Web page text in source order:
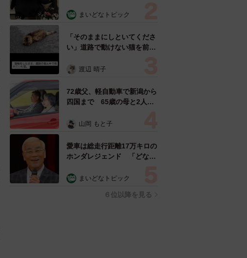
めらい 「痛いほど伝わる」
まいどなトピック
「そのままにしといてくださ
い」道路で動けない猫を前に
ようとした4日間 「命の重
表の訴え
渡辺 晴子
72歳父、軽自動車で新潟から
四国まで 65歳の母と2人で
憩まで分刻み… 「大学生で
山岡 もと子
愛車は総走行距離17万キロの
ホンダレジェンド 「どなた
所漫才師が譲渡の意向
まいどなトピック
６位以降を見る